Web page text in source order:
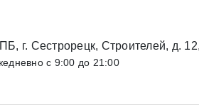
г. Сестрорецк, Строителей, д.
с 9:00 до 21:00